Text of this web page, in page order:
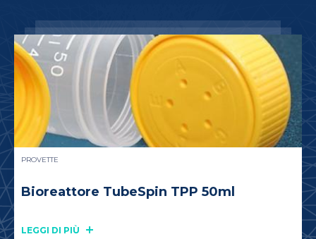
PROVETTE
Bioreattore TubeSpin TPP 50ml
LEGGI DI PIÙ